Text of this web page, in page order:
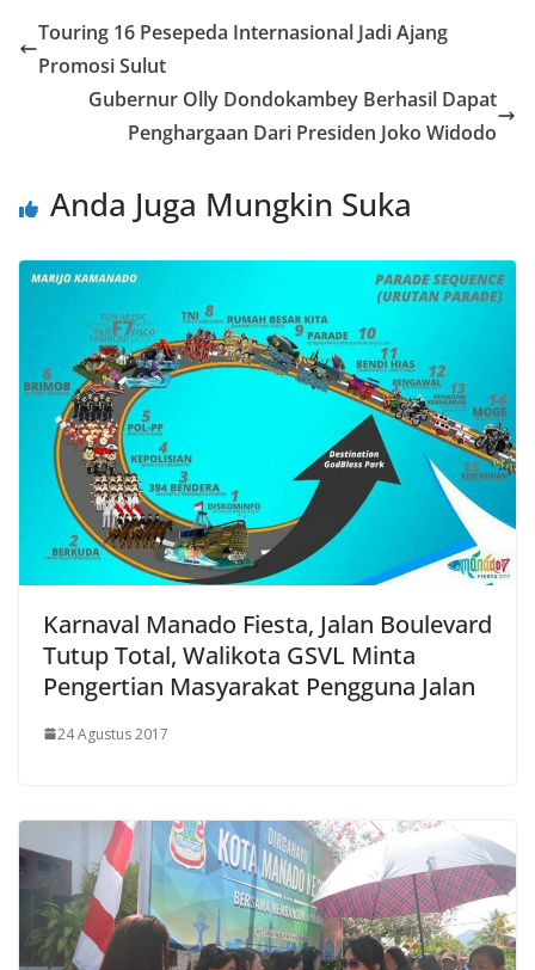
o
k
er dI A
p
p er
l
Touring 16 Pesepeda Internasional Jadi Ajang
Promosi Sulut
Gubernur Olly Dondokambey Berhasil Dapat
Penghargaan Dari Presiden Joko Widodo
Anda Juga Mungkin Suka
Karnaval Manado Fiesta, Jalan Boulevard
Tutup Total, Walikota GSVL Minta
Pengertian Masyarakat Pengguna Jalan
24 Agustus 2017